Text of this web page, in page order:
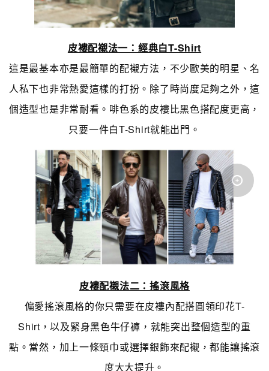
皮褸配襯法一：經典白T-Shirt
這是最基本亦是最簡單的配襯方法，不少歐美的明星、名
人私下也非常熱愛這樣的打扮。除了時尚度足夠之外，這
個造型也是非常耐看。啡色系的皮褸比黑色搭配度更高，
只要一件白T-Shirt就能出門。
皮褸配襯法二：搖滾風格
偏愛搖滾風格的你只需要在皮褸內配搭圓領印花T-
Shirt，以及緊身黑色牛仔褲，就能突出整個造型的重
點。當然，加上一條頸巾或選擇銀飾來配襯，都能讓搖滾
度大大提升。